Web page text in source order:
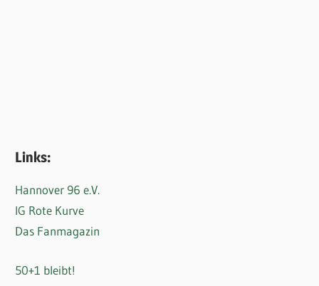
Links:
Hannover 96 e.V.
IG Rote Kurve
Das Fanmagazin
50+1 bleibt!